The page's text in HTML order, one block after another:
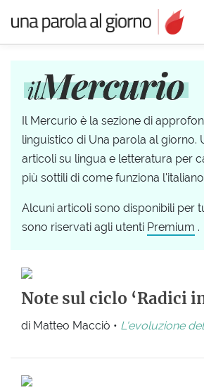
Il Mercurio è la sezione di
linguistico di Una parola al giorno.
articoli su lingua e letteratura per
più sottili di come funziona
Alcuni articoli sono disponibili per
sono riservati agli utenti Premium .
Note sul ciclo ‘Radici
di Matteo Macciò • L'evoluzione